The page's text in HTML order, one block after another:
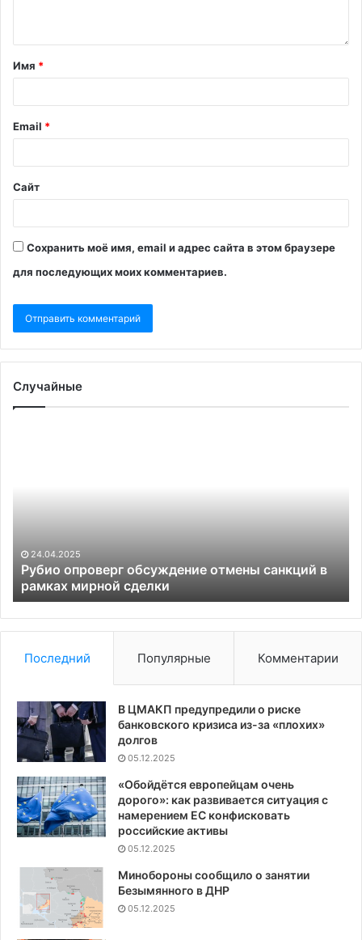
Имя *
Email *
Сайт
Сохранить моё имя, email и адрес сайта в этом браузере
для последующих моих комментариев.
Случайные
мирной
сделки
24.04.2025
Рубио опроверг обсуждение отмены санкций в
рамках мирной сделки
на
Последний Популярные Комментарии
В ЦМАКП предупредили о риске
банковского кризиса из-за «плохих»
долгов
05.12.2025
«Обойдётся европейцам очень
дорого»: как развивается ситуация с
намерением ЕС конфисковать
российские активы
05.12.2025
Минобороны сообщило о занятии
Безымянного в ДНР
05.12.2025